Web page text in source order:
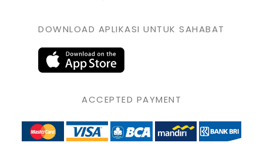
DOWNLOAD APLIKASI UNTUK SAHABAT
ACCEPTED PAYMENT